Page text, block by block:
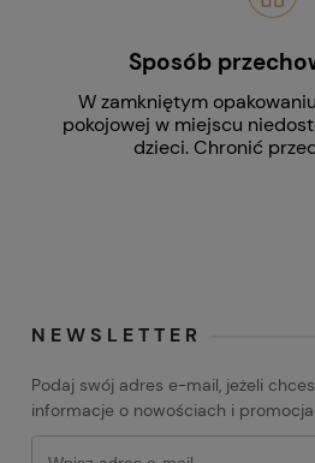
Sposób
W zamkniętym
pokojowej w miejscu
dzieci. Chronić
NEWSLETTER
Podaj swój adres e-mail, jeżeli
informacje o nowościach i